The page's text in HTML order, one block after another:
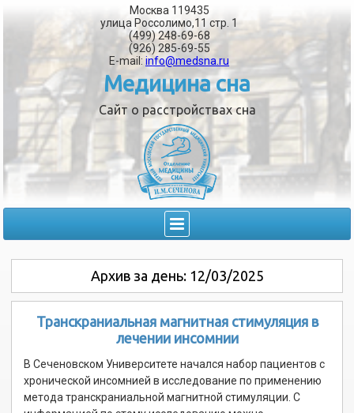
Москва 119435
улица Россолимо,11 стр. 1
(499) 248-69-68
(926) 285-69-55
E-mail: info@medsna.ru
Медицина сна
Сайт о расстройствах сна
Архив за день: 12/03/2025
Транскраниальная магнитная стимуляция в
лечении инсомнии
В Сеченовском Университете начался набор пациентов с
хронической инсомнией в исследование по применению
метода транскраниальной магнитной стимуляции. С